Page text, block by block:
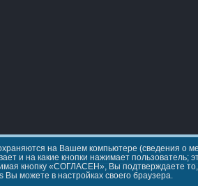
на Вашем компьютере (сведения о
и на какие кнопки нажимает
кнопку «СОГЛАСЕН», Вы подтверждаете
Вы можете в настройках своего браузера.